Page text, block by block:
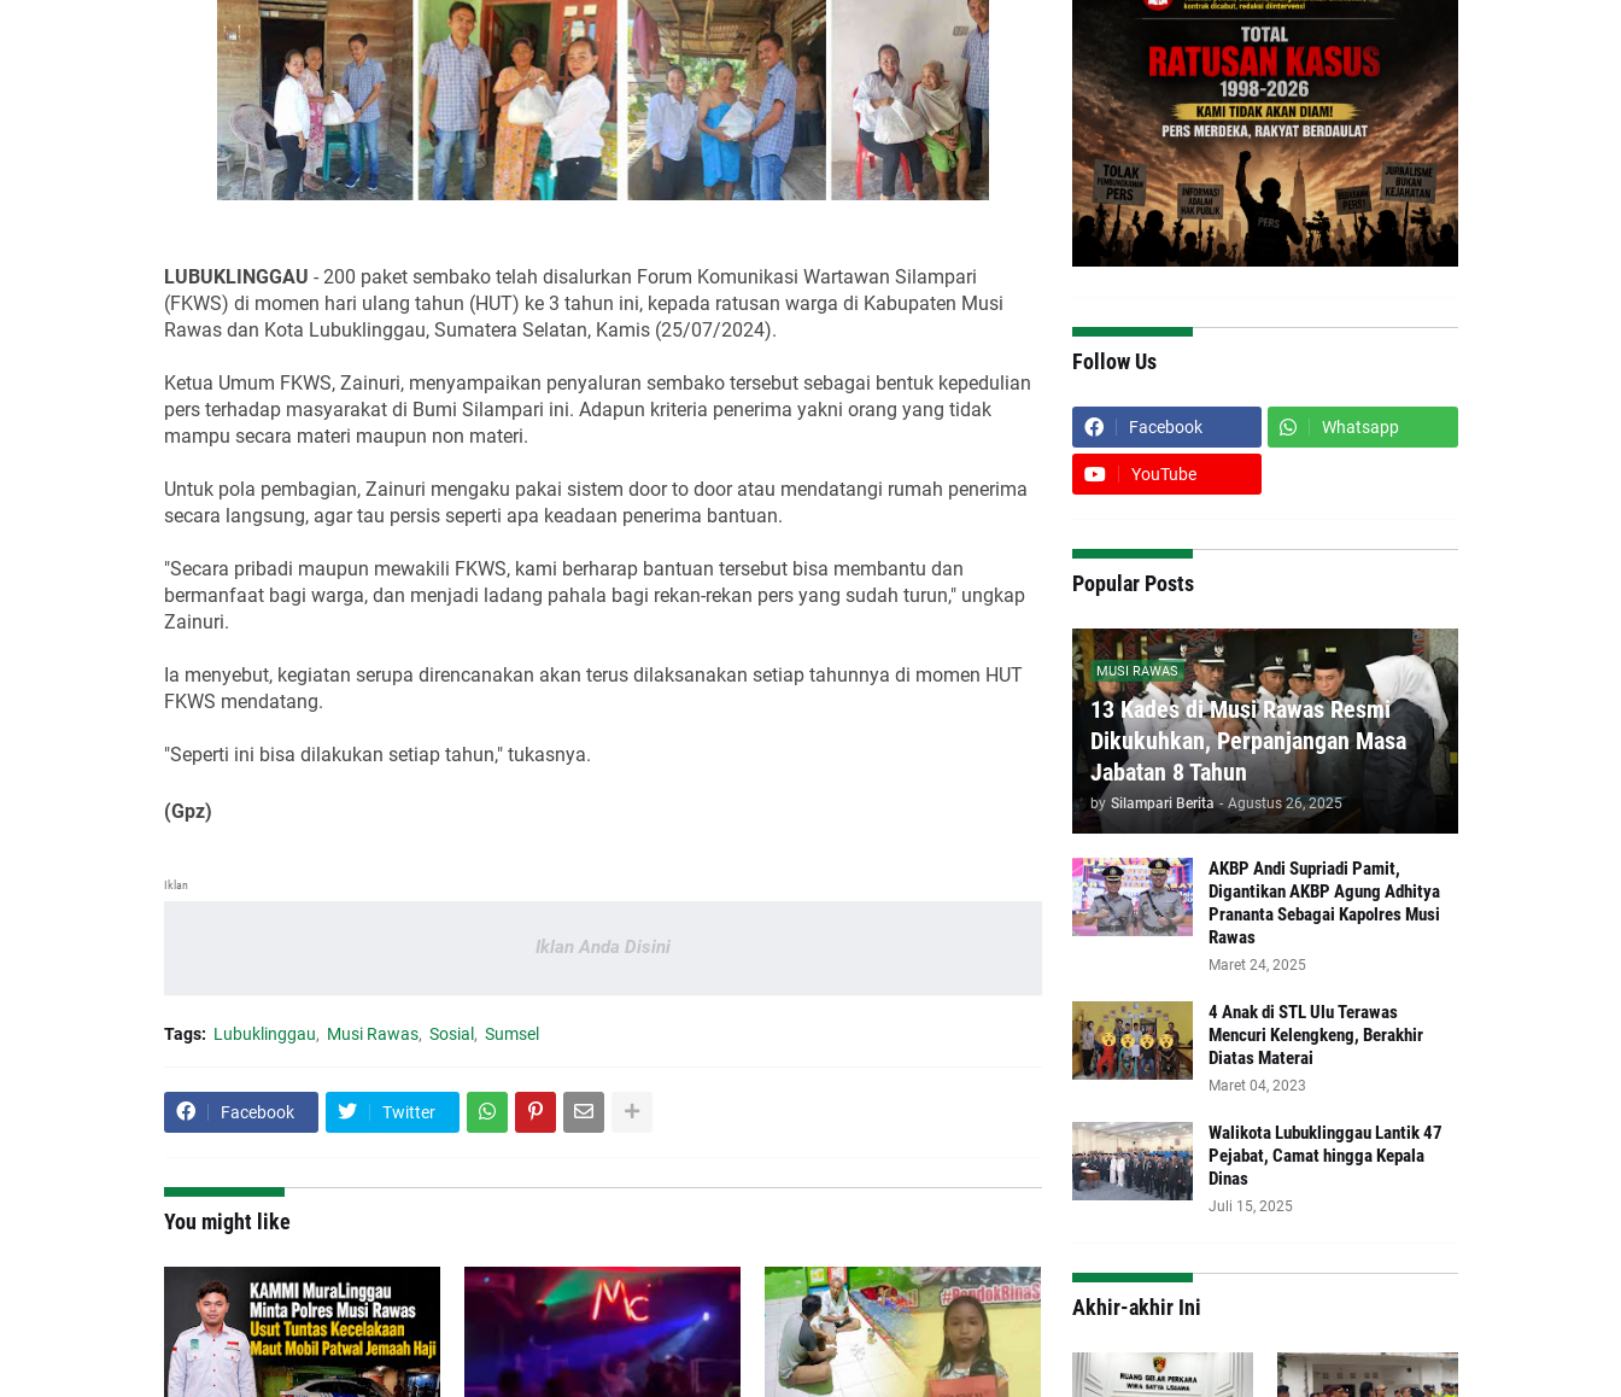
LUBUKLINGGAU - 200 paket sembako telah disalurkan Forum Komunikasi Wartawan Silampari
(FKWS) di momen hari ulang tahun (HUT) ke 3 tahun ini, kepada ratusan warga di Kabupaten Musi
Rawas dan Kota Lubuklinggau, Sumatera Selatan, Kamis (25/07/2024).
Ketua Umum FKWS, Zainuri, menyampaikan penyaluran sembako tersebut sebagai bentuk kepedulian
pers terhadap masyarakat di Bumi Silampari ini. Adapun kriteria penerima yakni orang yang tidak
mampu secara materi maupun non materi.
Untuk pola pembagian, Zainuri mengaku pakai sistem door to door atau mendatangi rumah penerima
secara langsung, agar tau persis seperti apa keadaan penerima bantuan.
"Secara pribadi maupun mewakili FKWS, kami berharap bantuan tersebut bisa membantu dan
bermanfaat bagi warga, dan menjadi ladang pahala bagi rekan-rekan pers yang sudah turun," ungkap
Zainuri.
Ia menyebut, kegiatan serupa direncanakan akan terus dilaksanakan setiap tahunnya di momen HUT
FKWS mendatang.
"Seperti ini bisa dilakukan setiap tahun," tukasnya.
(Gpz)
Iklan
Iklan Anda Disini
Tags: Lubuklinggau Musi Rawas Sosial Sumsel
Facebook Twitter
You might like
Follow Us
Facebook Whatsapp
YouTube
Popular Posts
MUSI RAWAS
13 Kades di Musi Rawas Resmi
Dikukuhkan, Perpanjangan Masa
Jabatan 8 Tahun
by Silampari Berita - Agustus 26, 2025
AKBP Andi Supriadi Pamit,
Digantikan AKBP Agung Adhitya
Prananta Sebagai Kapolres Musi
Rawas
Maret 24, 2025
4 Anak di STL Ulu Terawas
Mencuri Kelengkeng, Berakhir
Diatas Materai
Maret 04, 2023
Walikota Lubuklinggau Lantik 47
Pejabat, Camat hingga Kepala
Dinas
Juli 15, 2025
Akhir-akhir Ini